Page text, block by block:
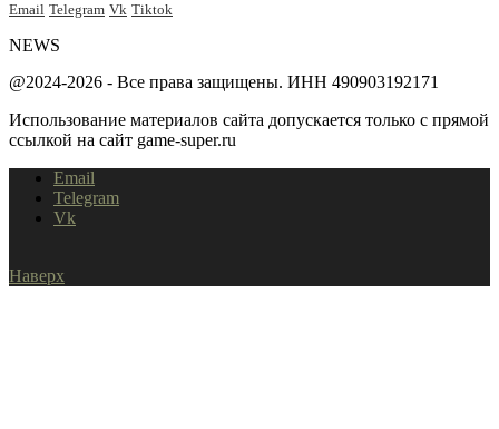
Email Telegram Vk Tiktok
NEWS
@2024-2026 - Все права защищены. ИНН 490903192171
Использование материалов сайта допускается только с прямой
ссылкой на сайт game-super.ru
Email
Telegram
Vk
Наверх